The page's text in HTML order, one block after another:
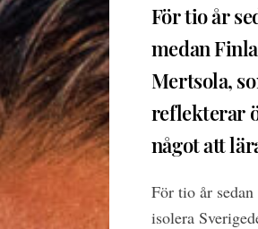
För tio år
medan
Mertsola,
reflekterar
något att
För tio år
isolera